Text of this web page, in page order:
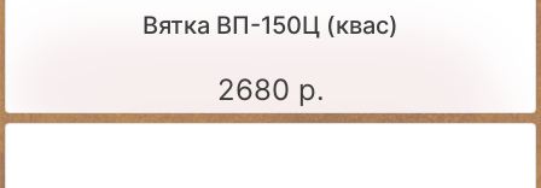
Вятка ВП-150Ц (квас)
2680 р.